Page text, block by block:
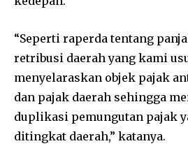
“Seperti raperda tentang
retribusi daerah yang kami
menyelaraskan objek pajak
dan pajak daerah sehingga
duplikasi pemungutan pajak
ditingkat daerah,” katanya.